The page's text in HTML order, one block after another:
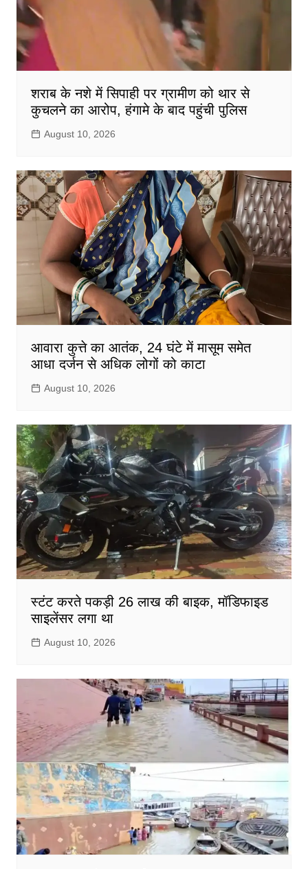
शराब के नशे में सिपाही पर ग्रामीण को थार से
कुचलने का आरोप, हंगामे के बाद पहुंची पुलिस
August 10, 2026
आवारा कुत्ते का आतंक, 24 घंटे में मासूम समेत
आधा दर्जन से अधिक लोगों को काटा
August 10, 2026
स्टंट करते पकड़ी 26 लाख की बाइक, मॉडिफाइड
साइलेंसर लगा था
August 10, 2026